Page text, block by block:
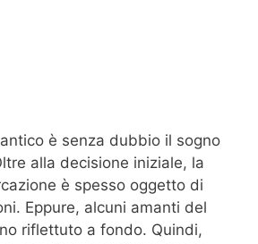
è senza dubbio il sogno
alla decisione iniziale, la
è spesso oggetto di
Eppure, alcuni amanti del
riflettuto a fondo. Quindi,